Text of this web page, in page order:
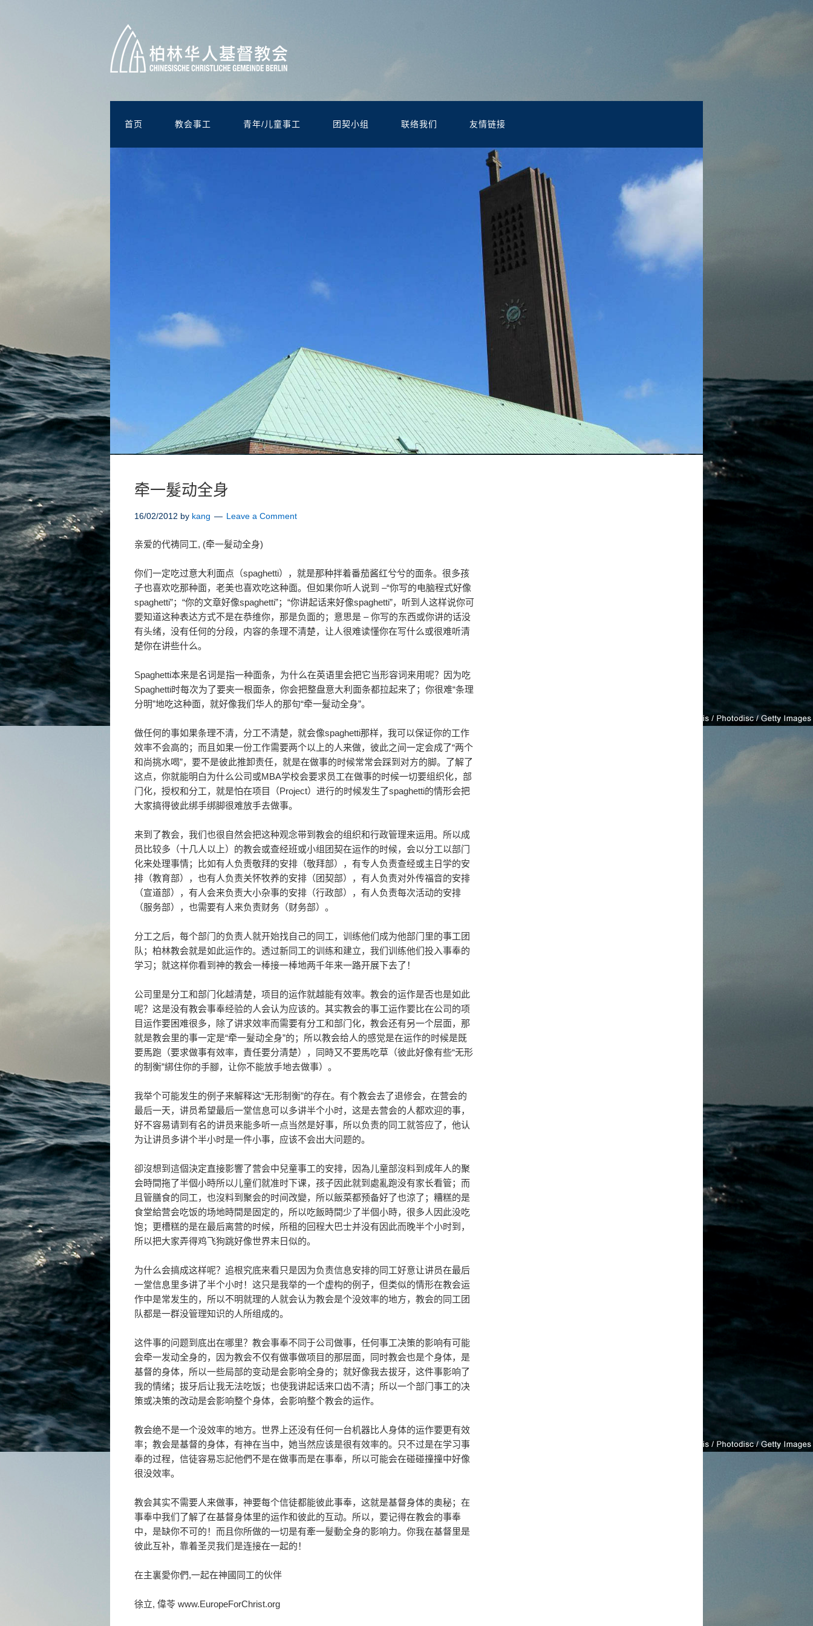
首页 教会事工 青年/儿童事工 团契小组 联络我们 友情链接
牵一髮动全身
16/02/2012 by kang Leave a Comment
亲爱的代祷同工, (牵一髮动全身)
你们一定吃过意大利面点（spaghetti），就是那种拌着番茄酱红兮兮的面条。很多孩
子也喜欢吃那种面，老美也喜欢吃这种面。但如果你听人说到 –“你写的电脑程式好像
spaghetti”；“你的文章好像spaghetti”；“你讲起话来好像spaghetti”，听到人这样说你可
要知道这种表达方式不是在恭维你，那是负面的；意思是 – 你写的东西或你讲的话没
有头绪，没有任何的分段，内容的条理不清楚，让人很难读懂你在写什么或很难听清
楚你在讲些什么。
Spaghetti本来是名词是指一种面条，为什么在英语里会把它当形容词来用呢？因为吃
Spaghetti时每次为了要夹一根面条，你会把整盘意大利面条都拉起来了；你很难“条理
分明”地吃这种面，就好像我们华人的那句“牵一髮动全身”。
做任何的事如果条理不清，分工不清楚，就会像spaghetti那样，我可以保证你的工作
效率不会高的；而且如果一份工作需要两个以上的人来做，彼此之间一定会成了“两个
和尚挑水喝”，要不是彼此推卸责任，就是在做事的时候常常会踩到对方的脚。了解了
这点，你就能明白为什么公司或MBA学校会要求员工在做事的时候一切要组织化，部
门化，授权和分工，就是怕在项目（Project）进行的时候发生了spaghetti的情形会把
大家搞得彼此绑手绑脚很难放手去做事。
来到了教会，我们也很自然会把这种观念带到教会的组织和行政管理来运用。所以成
员比较多（十几人以上）的教会或查经班或小组团契在运作的时候，会以分工以部门
化来处理事情；比如有人负责敬拜的安排（敬拜部），有专人负责查经或主日学的安
排（教育部），也有人负责关怀牧养的安排（团契部），有人负责对外传福音的安排
（宣道部），有人会来负责大小杂事的安排（行政部），有人负责每次活动的安排
（服务部），也需要有人来负责财务（财务部）。
分工之后，每个部门的负责人就开始找自己的同工，训练他们成为他部门里的事工团
队；柏林教会就是如此运作的。透过新同工的训练和建立，我们训练他们投入事奉的
学习；就这样你看到神的教会一棒接一棒地两千年来一路开展下去了！
公司里是分工和部门化越清楚，项目的运作就越能有效率。教会的运作是否也是如此
呢？这是没有教会事奉经验的人会认为应该的。其实教会的事工运作要比在公司的项
目运作要困难很多，除了讲求效率而需要有分工和部门化，教会还有另一个层面，那
就是教会里的事一定是“牵一髮动全身”的；所以教会给人的感觉是在运作的时候是既
要馬跑（要求做事有效率，責任要分清楚），同時又不要馬吃草（彼此好像有些“无形
的制衡”綁住你的手腳，让你不能放手地去做事）。
我举个可能发生的例子来解释这“无形制衡”的存在。有个教会去了退修会，在营会的
最后一天，讲员希望最后一堂信息可以多讲半个小时，这是去营会的人都欢迎的事，
好不容易请到有名的讲员来能多听一点当然是好事，所以负责的同工就答应了，他认
为让讲员多讲个半小时是一件小事，应该不会出大问题的。
卻沒想到這個決定直接影響了营会中兒童事工的安排，因為儿童部沒料到成年人的聚
会時間拖了半個小時所以儿童们就准时下课，孩子因此就到處亂跑没有家长看管；而
且管膳食的同工，也沒料到聚会的时间改變，所以飯菜都预备好了也涼了；糟糕的是
食堂給营会吃饭的场地時間是固定的，所以吃飯時間少了半個小時，很多人因此没吃
饱；更槽糕的是在最后离营的时候，所租的回程大巴士并没有因此而晚半个小时到，
所以把大家弄得鸡飞狗跳好像世界末日似的。
为什么会搞成这样呢？追根究底来看只是因为负责信息安排的同工好意让讲员在最后
一堂信息里多讲了半个小时！这只是我举的一个虚构的例子，但类似的情形在教会运
作中是常发生的，所以不明就理的人就会认为教会是个没效率的地方，教会的同工团
队都是一群没管理知识的人所组成的。
这件事的问题到底出在哪里？教会事奉不同于公司做事，任何事工决策的影响有可能
会牵一发动全身的，因为教会不仅有做事做项目的那层面，同时教会也是个身体，是
基督的身体，所以一些局部的变动是会影响全身的；就好像我去拔牙，这件事影响了
我的情绪；拔牙后让我无法吃饭；也使我讲起话来口齿不清；所以一个部门事工的决
策或决策的改动是会影响整个身体，会影响整个教会的运作。
教会绝不是一个没效率的地方。世界上还没有任何一台机器比人身体的运作要更有效
率；教会是基督的身体，有神在当中，她当然应该是很有效率的。只不过是在学习事
奉的过程，信徒容易忘記他們不是在做事而是在事奉，所以可能会在碰碰撞撞中好像
很没效率。
教会其实不需要人来做事，神要每个信徒都能彼此事奉，这就是基督身体的奥秘；在
事奉中我们了解了在基督身体里的运作和彼此的互动。所以，要记得在教会的事奉
中，是缺你不可的！而且你所做的一切是有牽一髮動全身的影响力。你我在基督里是
彼此互补，靠着圣灵我们是连接在一起的！
在主裏愛你們,一起在神國同工的伙伴
徐立, 偉苓 www.EuropeForChrist.org